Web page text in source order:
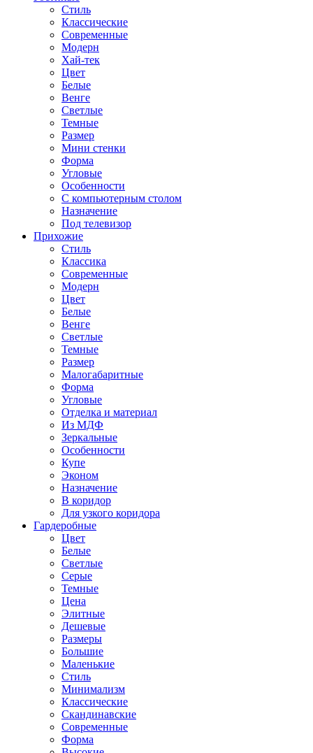
Стиль
Классические
Современные
Модерн
Хай-тек
Цвет
Белые
Венге
Светлые
Темные
Размер
Мини стенки
Форма
Угловые
Особенности
С компьютерным столом
Назначение
Под телевизор
Прихожие
Стиль
Классика
Современные
Модерн
Цвет
Белые
Венге
Светлые
Темные
Размер
Малогабаритные
Форма
Угловые
Отделка и материал
Из МДФ
Зеркальные
Особенности
Купе
Эконом
Назначение
В коридор
Для узкого коридора
Гардеробные
Цвет
Белые
Светлые
Серые
Темные
Цена
Элитные
Дешевые
Размеры
Большие
Маленькие
Стиль
Минимализм
Классические
Скандинавские
Современные
Форма